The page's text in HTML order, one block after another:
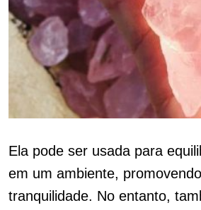
Ela pode ser usada para
em um ambiente,
tranquilidade. No entanto,